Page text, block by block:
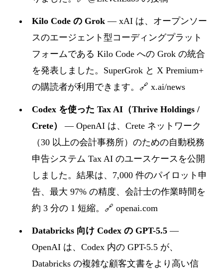
Kilo Code の Grok — xAI は、オープンソー
スのエージェント型コーディングプラット
フォームである Kilo Code への Grok の統合
を発表しました。SuperGrok と X Premium+
の購読者が利用できます。 🔗 x.ai/news
Codex を使った Tax AI（Thrive Holdings /
Crete）
— OpenAI は、Crete ネットワーク
（30 以上の会計事務所）のための自動税務
申告システム Tax AI のユースケースを公開
しました。結果は、7,000 件のパイロット申
告、最大 97% の精度、会計士の作業時間を
約 3 分の 1 短縮。 🔗 openai.com
Databricks 向け Codex の GPT-5.5 —
OpenAI は、Codex 内の GPT-5.5 が、
Databricks の複雑な顧客文書をより高い信